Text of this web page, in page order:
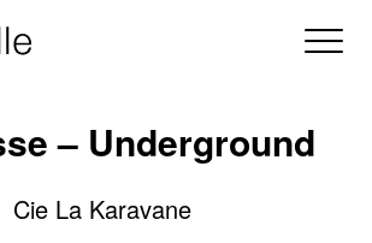
– Underground
Cie La Karavane